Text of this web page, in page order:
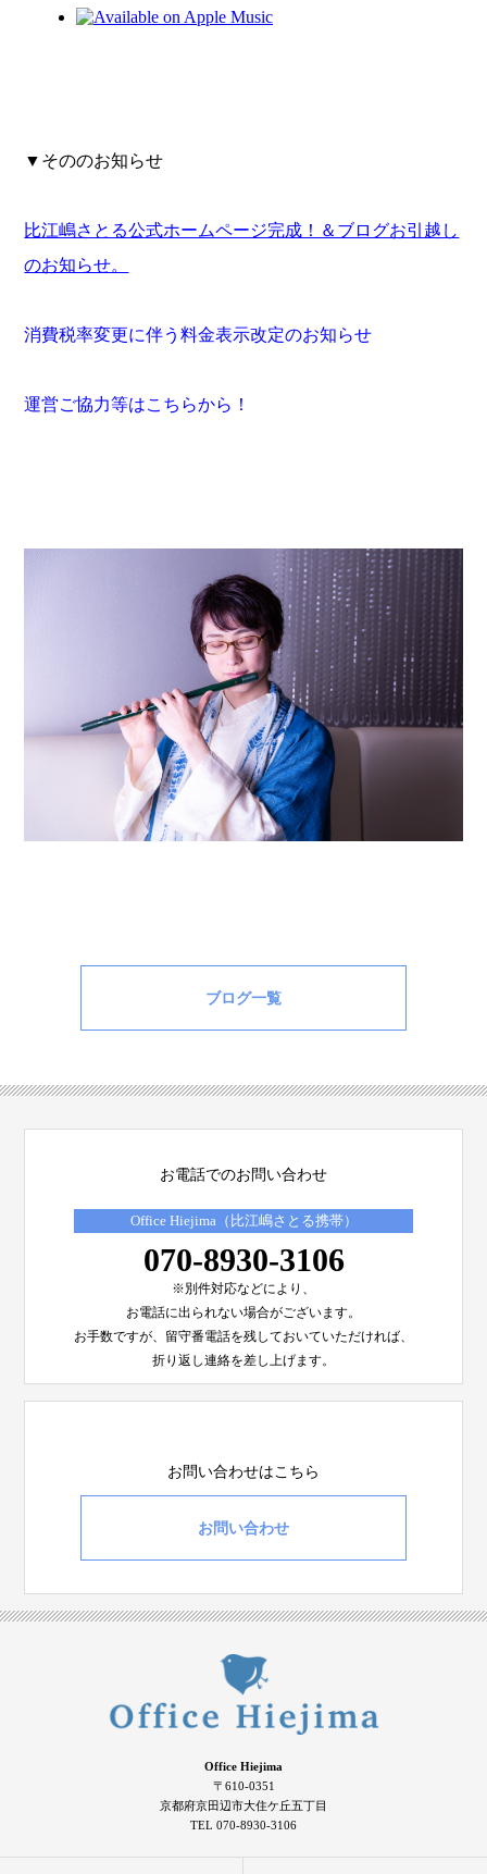
▼そののお知らせ
比江嶋さとる公式ホームページ完成！＆ブログお引越し
のお知らせ。
消費税率変更に伴う料金表示改定のお知らせ
運営ご協力等はこちらから！
ブログ一覧
お電話でのお問い合わせ
Office Hiejima（比江嶋さとる携帯）
070-8930-3106
※別件対応などにより、
お電話に出られない場合がございます。
お手数ですが、留守番電話を残しておいていただければ、
折り返し連絡を差し上げます。
お問い合わせはこちら
お問い合わせ
Office Hiejima
〒610-0351
京都府京田辺市大住ケ丘五丁目
TEL 070-8930-3106